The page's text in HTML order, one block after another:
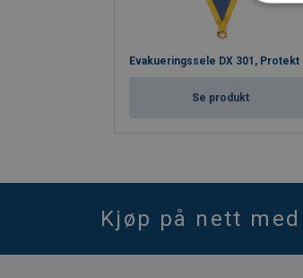
Evakueringssele DX 301, Protekt
Se produkt
Kjøp på nett